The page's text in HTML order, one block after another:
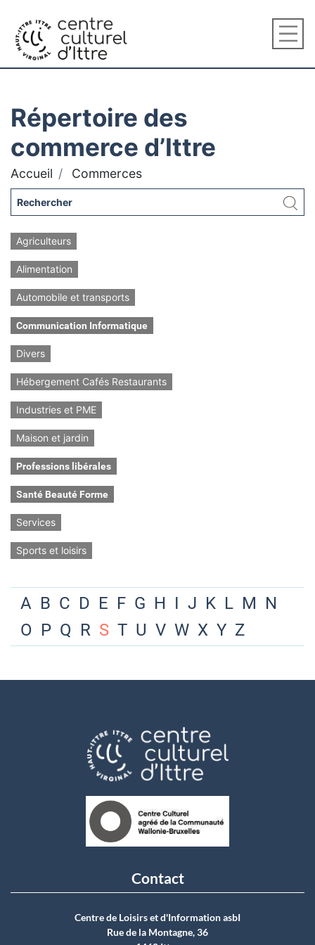
Répertoire des
commerce d’Ittre
Accueil Commerces
Agriculteurs
Alimentation
Automobile et transports
Communication Informatique
Divers
Hébergement Cafés Restaurants
Industries et PME
Maison et jardin
Professions libérales
Santé Beauté Forme
Services
Sports et loisirs
A B C D E F G H I J K L M N
O P Q R S T U V W X Y Z
Contact
Centre de Loisirs et d'Information asbI
Rue de la Montagne, 36